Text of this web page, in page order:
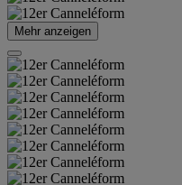
Mehr anzeigen